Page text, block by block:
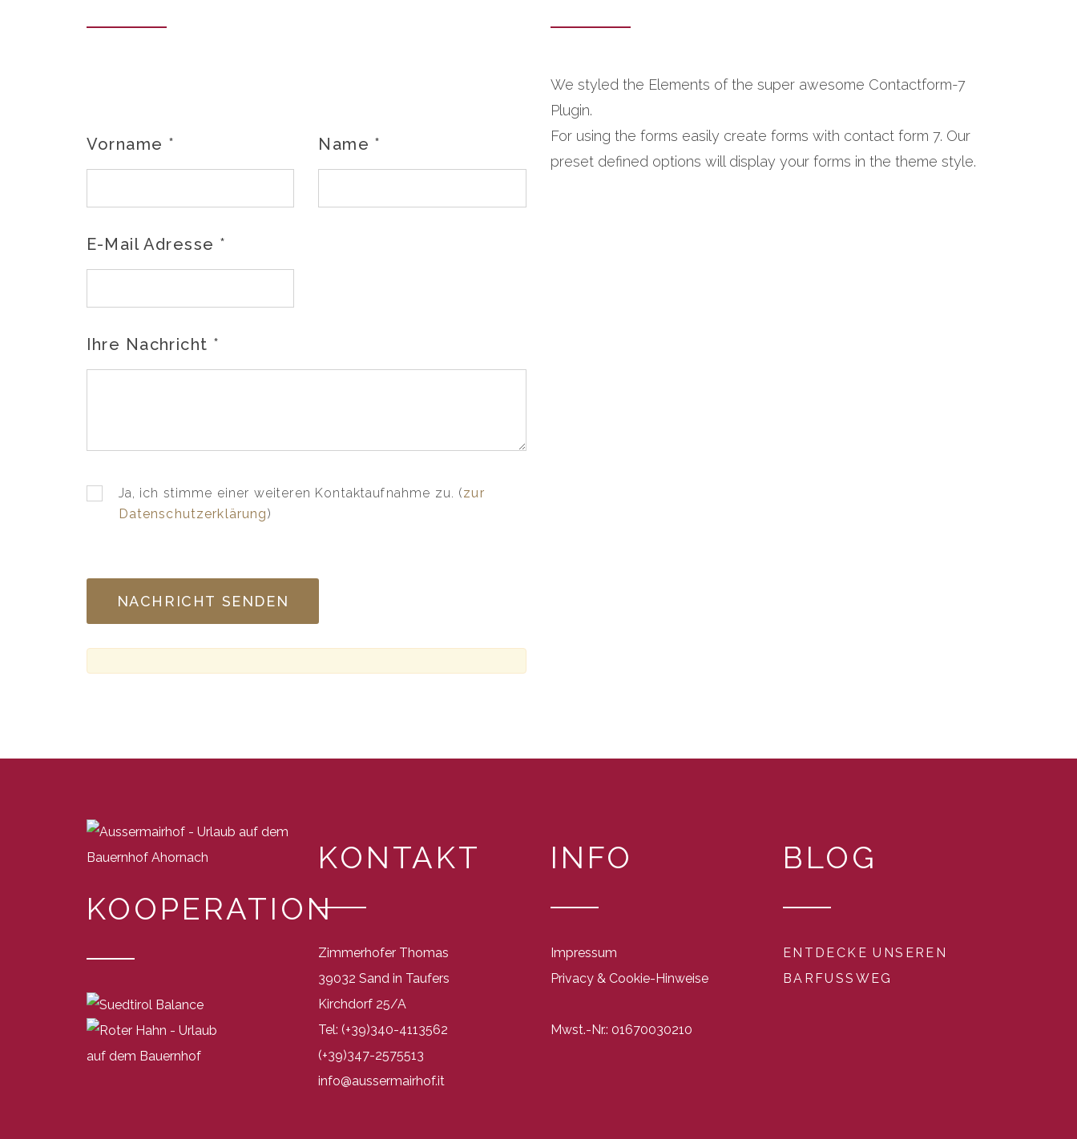
Vorname * Name *
E-Mail Adresse *
Ihre Nachricht *
Ja, ich stimme einer weiteren Kontaktaufnahme zu. (zur
Datenschutzerklärung)
We styled the Elements of the super awesome Contactform-7
Plugin.
For using the forms easily create forms with contact form 7. Our
preset defined options will display your forms in the theme style.
KOOPERATION
KONTAKT
Zimmerhofer Thomas
39032 Sand in Taufers
Kirchdorf 25/A
Tel: (+39)340-4113562
(+39)347-2575513
info@aussermairhof.it
INFO
Impressum
Privacy & Cookie-Hinweise
Mwst.-Nr.: 01670030210
BLOG
ENTDECKE UNSEREN
BARFUSSWEG